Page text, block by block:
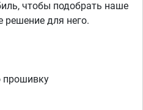
чтобы подобрать наше
решение для него.
прошивку